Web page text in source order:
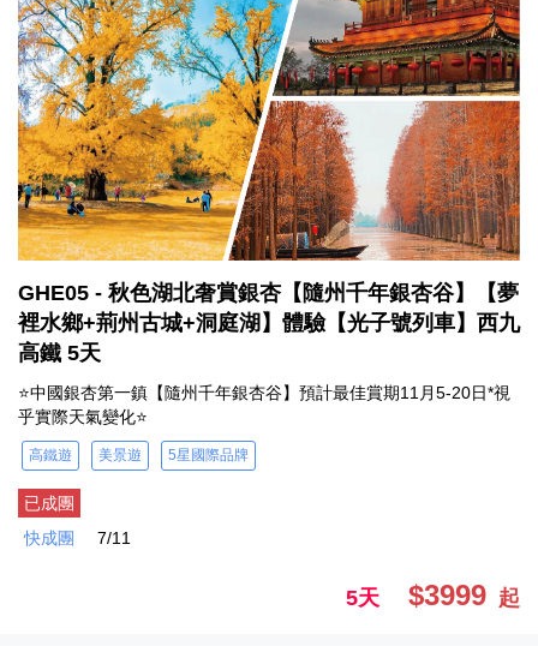
GHE05 - 秋色湖北奢賞銀杏【隨州千年銀杏谷】【夢
裡水鄉+荊州古城+洞庭湖】體驗【光子號列車】西九
高鐵 5天
⭐中國銀杏第一鎮【隨州千年銀杏谷】預計最佳賞期11月5-20日*視
乎實際天氣變化⭐
高鐵遊 美景遊 5星國際品牌
已成團
快成團
7/11
5天 $3999 起